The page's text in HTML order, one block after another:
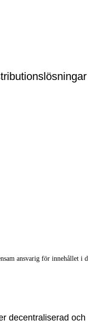
ansvarig för innehållet i
decentraliserad